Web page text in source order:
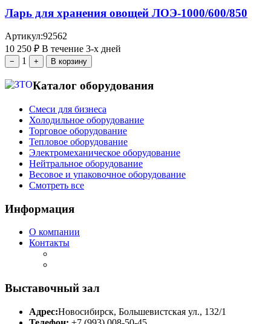
Ларь для хранения овощей ЛОЭ-1000/600/850
Артикул:92562
10 250 ₽ В течение 3-х дней
− 1 + В корзину
Каталог оборудования
Смеси для бизнеса
Холодильное оборудование
Торговое оборудование
Тепловое оборудование
Электромеханическое оборудование
Нейтральное оборудование
Весовое и упаковочное оборудование
Смотреть все
Информация
О компании
Контакты
Выставочный зал
Адрес:Новосибирск, Большевистская ул., 132/1